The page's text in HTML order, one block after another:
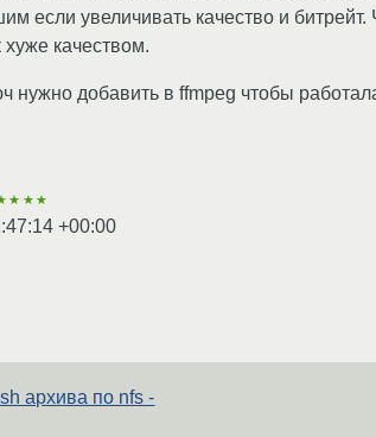
если увеличивать качество и
хуже качеством.
нужно добавить в ffmpeg чтобы
+00:00
архива по nfs -